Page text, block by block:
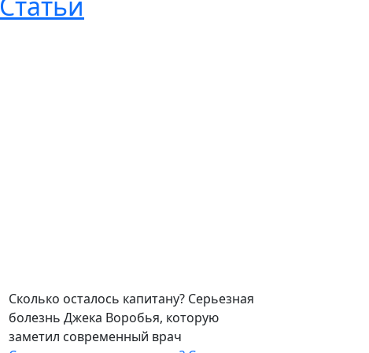
Сколько осталось капитану? Серьезная
болезнь Джека Воробья, которую
заметил современный врач